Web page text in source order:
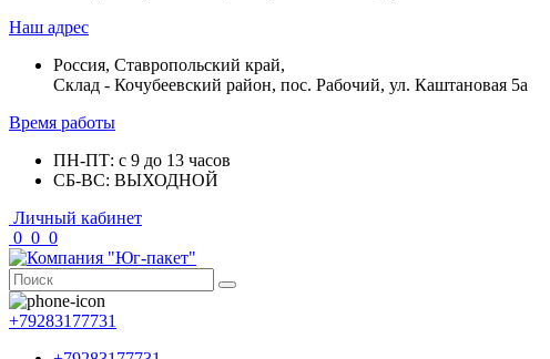
Наш адрес
Россия, Ставропольский край,
Склад - Кочубеевский район, пос. Рабочий, ул. Каштановая 5а
Время работы
ПН-ПТ: с 9 до 13 часов
СБ-ВС: ВЫХОДНОЙ
Личный кабинет
0 0 0
+79283177731